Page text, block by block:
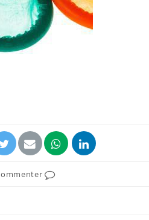
Chikungunya, dengue,
West Nile : que se passe-
t-il dans le sud de la
France ?
charge des femmes
enceintes